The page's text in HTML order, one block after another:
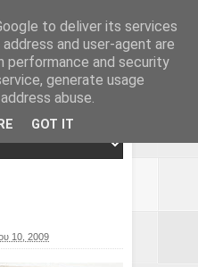
10, 2009
to deliver its services
and user-agent are
performance and security
generate usage
abuse.
GOT IT